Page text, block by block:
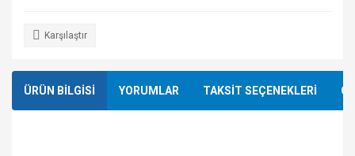
Karşılaştır
ÜRÜN BİLGİSİ YORUMLAR TAKSİT SEÇENEKLERİ